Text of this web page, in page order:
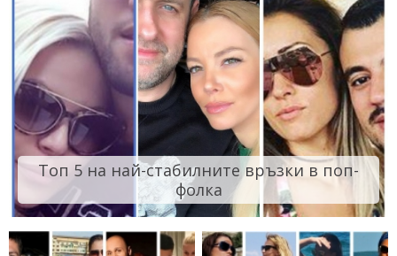
Топ 5 на най-стабилните връзки в поп-
фолка